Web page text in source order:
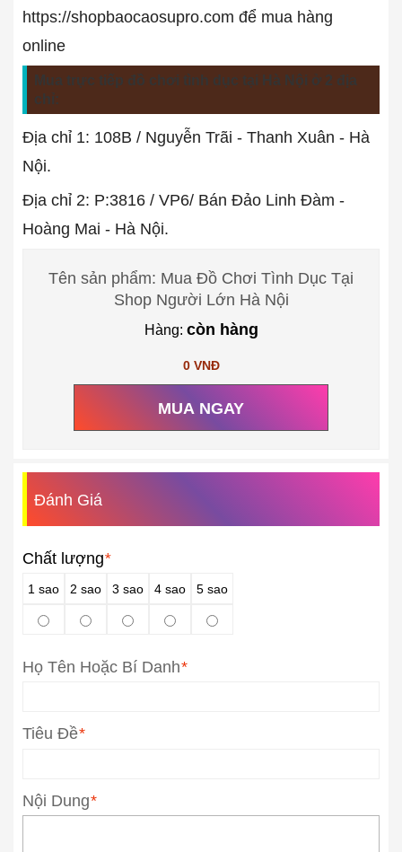
https://shopbaocaosupro.com để mua hàng
online
Mua trực tiếp đồ chơi tình dục tại Hà Nội ở 2 địa
chỉ:
Địa chỉ 1: 108B / Nguyễn Trãi - Thanh Xuân - Hà
Nội.
Địa chỉ 2: P:3816 / VP6/ Bán Đảo Linh Đàm -
Hoàng Mai - Hà Nội.
Tên sản phẩm: Mua Đồ Chơi Tình Dục Tại
Shop Người Lớn Hà Nội
Hàng: còn hàng
0 VNĐ
MUA NGAY
Đánh Giá
Chất lượng*
1 sao 2 sao 3 sao 4 sao 5 sao
*
Họ Tên Hoặc Bí Danh
*
Tiêu Đề
*
Nội Dung